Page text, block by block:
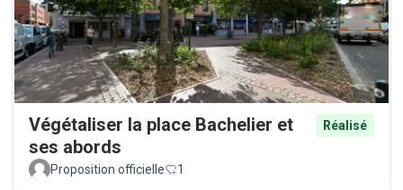
Végétaliser la place Bachelier et
ses abords
Réalisé
Proposition officielle 1